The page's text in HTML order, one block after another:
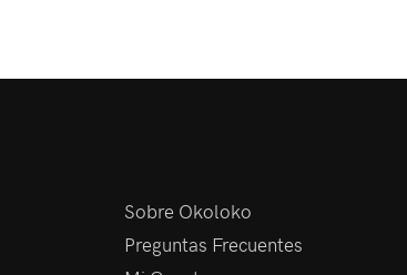
Sobre Okoloko
Preguntas Frecuentes